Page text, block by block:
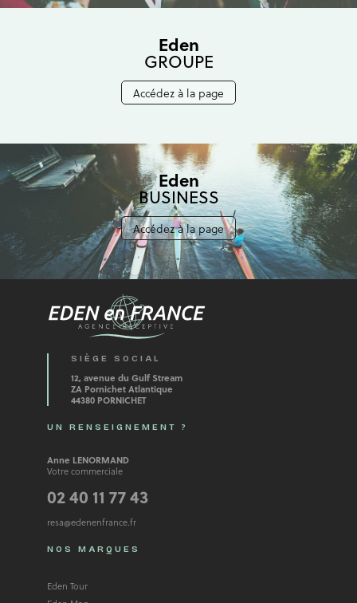
Eden
GROUPE
Accédez à la page
Eden
BUSINESS
Accédez à la page
SIÈGE SOCIAL
12, avenue du Gulf Stream
ZA Pornichet Atlantique
44380 PORNICHET
UN RENSEIGNEMENT ?
Anne LENORMAND
Votre commerciale
02 40 11 77 43
resa@edenenfrance.fr
NOS MARQUES
Eden Tour